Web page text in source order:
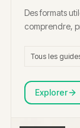
Des formats
comprendre,
Tous les
Explorer